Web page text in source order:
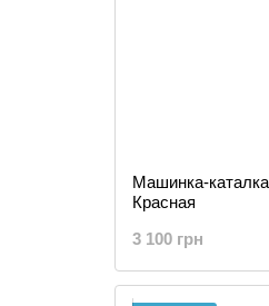
Машинка-
Красная
3 100 грн